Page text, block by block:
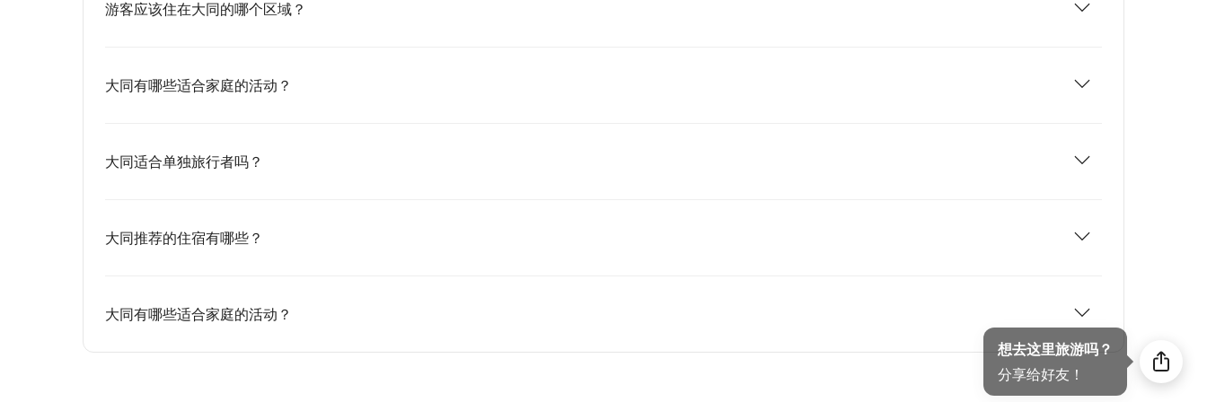
想去这里旅游吗？
分享给好友！
游客应该住在大同的哪个区域？
大同有哪些适合家庭的活动？
大同适合单独旅行者吗？
大同推荐的住宿有哪些？
大同有哪些适合家庭的活动？